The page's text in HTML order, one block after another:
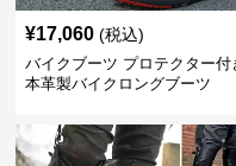
¥17,060 (税込)
バイクブーツ プロテクター付
本革製バイクロングブーツ